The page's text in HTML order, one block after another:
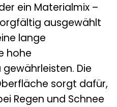
ein Materialmix –
ausgewählt
lange
hohe
Die
sorgt dafür,
Regen und Schnee